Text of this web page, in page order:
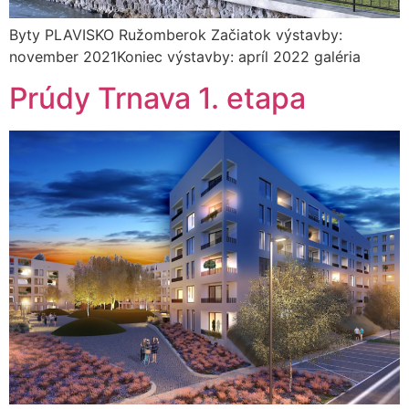
Byty PLAVISKO Ružomberok Začiatok výstavby:
november 2021Koniec výstavby: apríl 2022 galéria
Prúdy Trnava 1. etapa